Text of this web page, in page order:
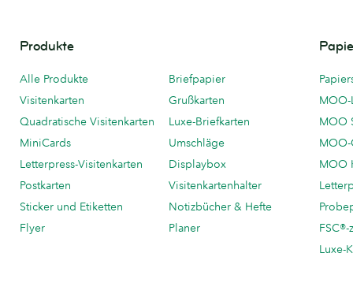
Produkte
Alle Produkte
Visitenkarten
Quadratische Visitenkarten
MiniCards
Letterpress-Visitenkarten
Postkarten
Sticker und Etiketten
Flyer
Briefpapier
Grußkarten
Luxe-Briefkarten
Umschläge
Displaybox
Visitenkartenhalter
Notizbücher & Hefte
Planer
MOO-
MOO
MOO
Luxe-